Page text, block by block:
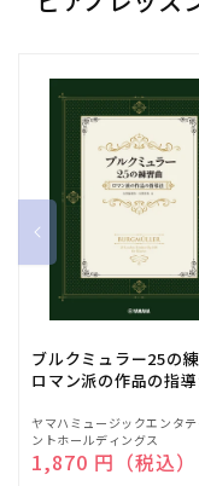
ブルクミュラー25の
ロマン派の作品の指
販
売
元:
ヤマハミュージックエンタ
ントホールディングス
通常価格
1,870 円（税込）